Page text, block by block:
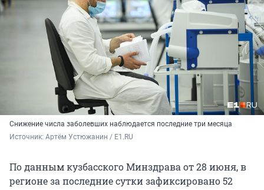
Снижение числа заболевших наблюдается последние три месяца
Источник: Артём Устюжанин / E1.RU
По данным кузбасского Минздрава от 28 июня, в
регионе за последние сутки зафиксировано 52